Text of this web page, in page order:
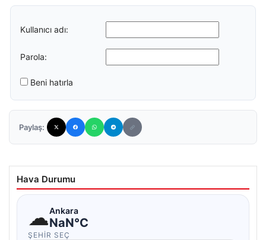
Kullanıcı adı:
Parola:
Beni hatırla
Paylaş:
Hava Durumu
☁Ankara
NaN°C
ŞEHIR SEÇ